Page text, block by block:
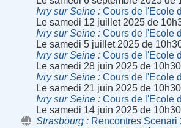
Ivry sur Seine
Cours de l'Ecole
Le samedi 12 juillet 2025 de
Ivry sur Seine
Cours de l'Ecole
Le samedi 5 juillet 2025 de
Ivry sur Seine
Cours de l'Ecole
Le samedi 28 juin 2025 de
Ivry sur Seine
Cours de l'Ecole
Le samedi 21 juin 2025 de
Ivry sur Seine
Cours de l'Ecole
Le samedi 14 juin 2025 de
Strasbourg
Rencontres Scenari